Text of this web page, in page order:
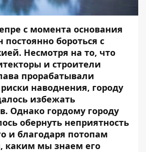
с момента основания
бороться с
Несмотря на то, что
и строители
прорабатывали
наводнения, городу
избежать
Однако гордому городу
обернуть неприятность
и благодаря потопам
каким мы знаем его